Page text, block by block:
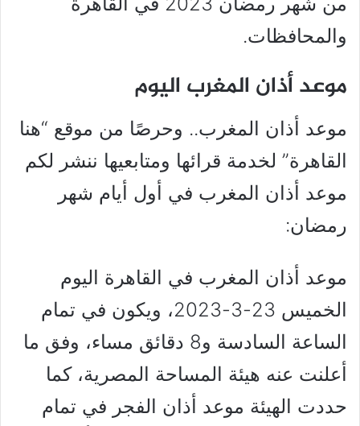
والمحافظات.
موعد أذان المغرب اليوم
موعد أذان المغرب.. وحرصًا من موقع “هنا
القاهرة” لخدمة قرائها ومتابعيها ننشر لكم
موعد أذان المغرب في أول أيام شهر
رمضان:
موعد أذان المغرب في القاهرة اليوم
الخميس 23-3-2023، ويكون في تمام
الساعة السادسة و8 دقائق مساء، وفق ما
أعلنت عنه هيئة المساحة المصرية، كما
حددت الهيئة موعد أذان الفجر في تمام